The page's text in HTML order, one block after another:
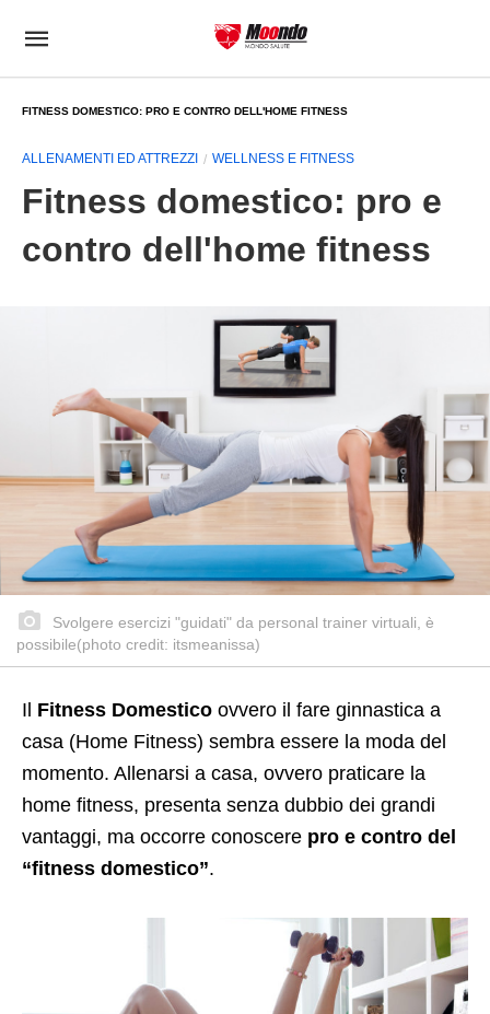
FITNESS DOMESTICO: PRO E CONTRO DELL'HOME FITNESS
ALLENAMENTI ED ATTREZZI WELLNESS E FITNESS
Fitness domestico: pro e
contro dell'home fitness
Svolgere esercizi "guidati" da personal trainer virtuali, è
possibile(photo credit: itsmeanissa)
Il Fitness Domestico ovvero il fare ginnastica a
casa (Home Fitness) sembra essere la moda del
momento. Allenarsi a casa, ovvero praticare la
home fitness, presenta senza dubbio dei grandi
vantaggi, ma occorre conoscere pro e contro del
“fitness domestico”.